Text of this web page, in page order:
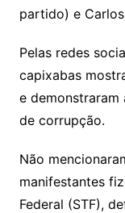
partido) e
Pelas redes
capixabas
e demonstraram
de corrupção.
Não
manifestantes
Federal (STF),